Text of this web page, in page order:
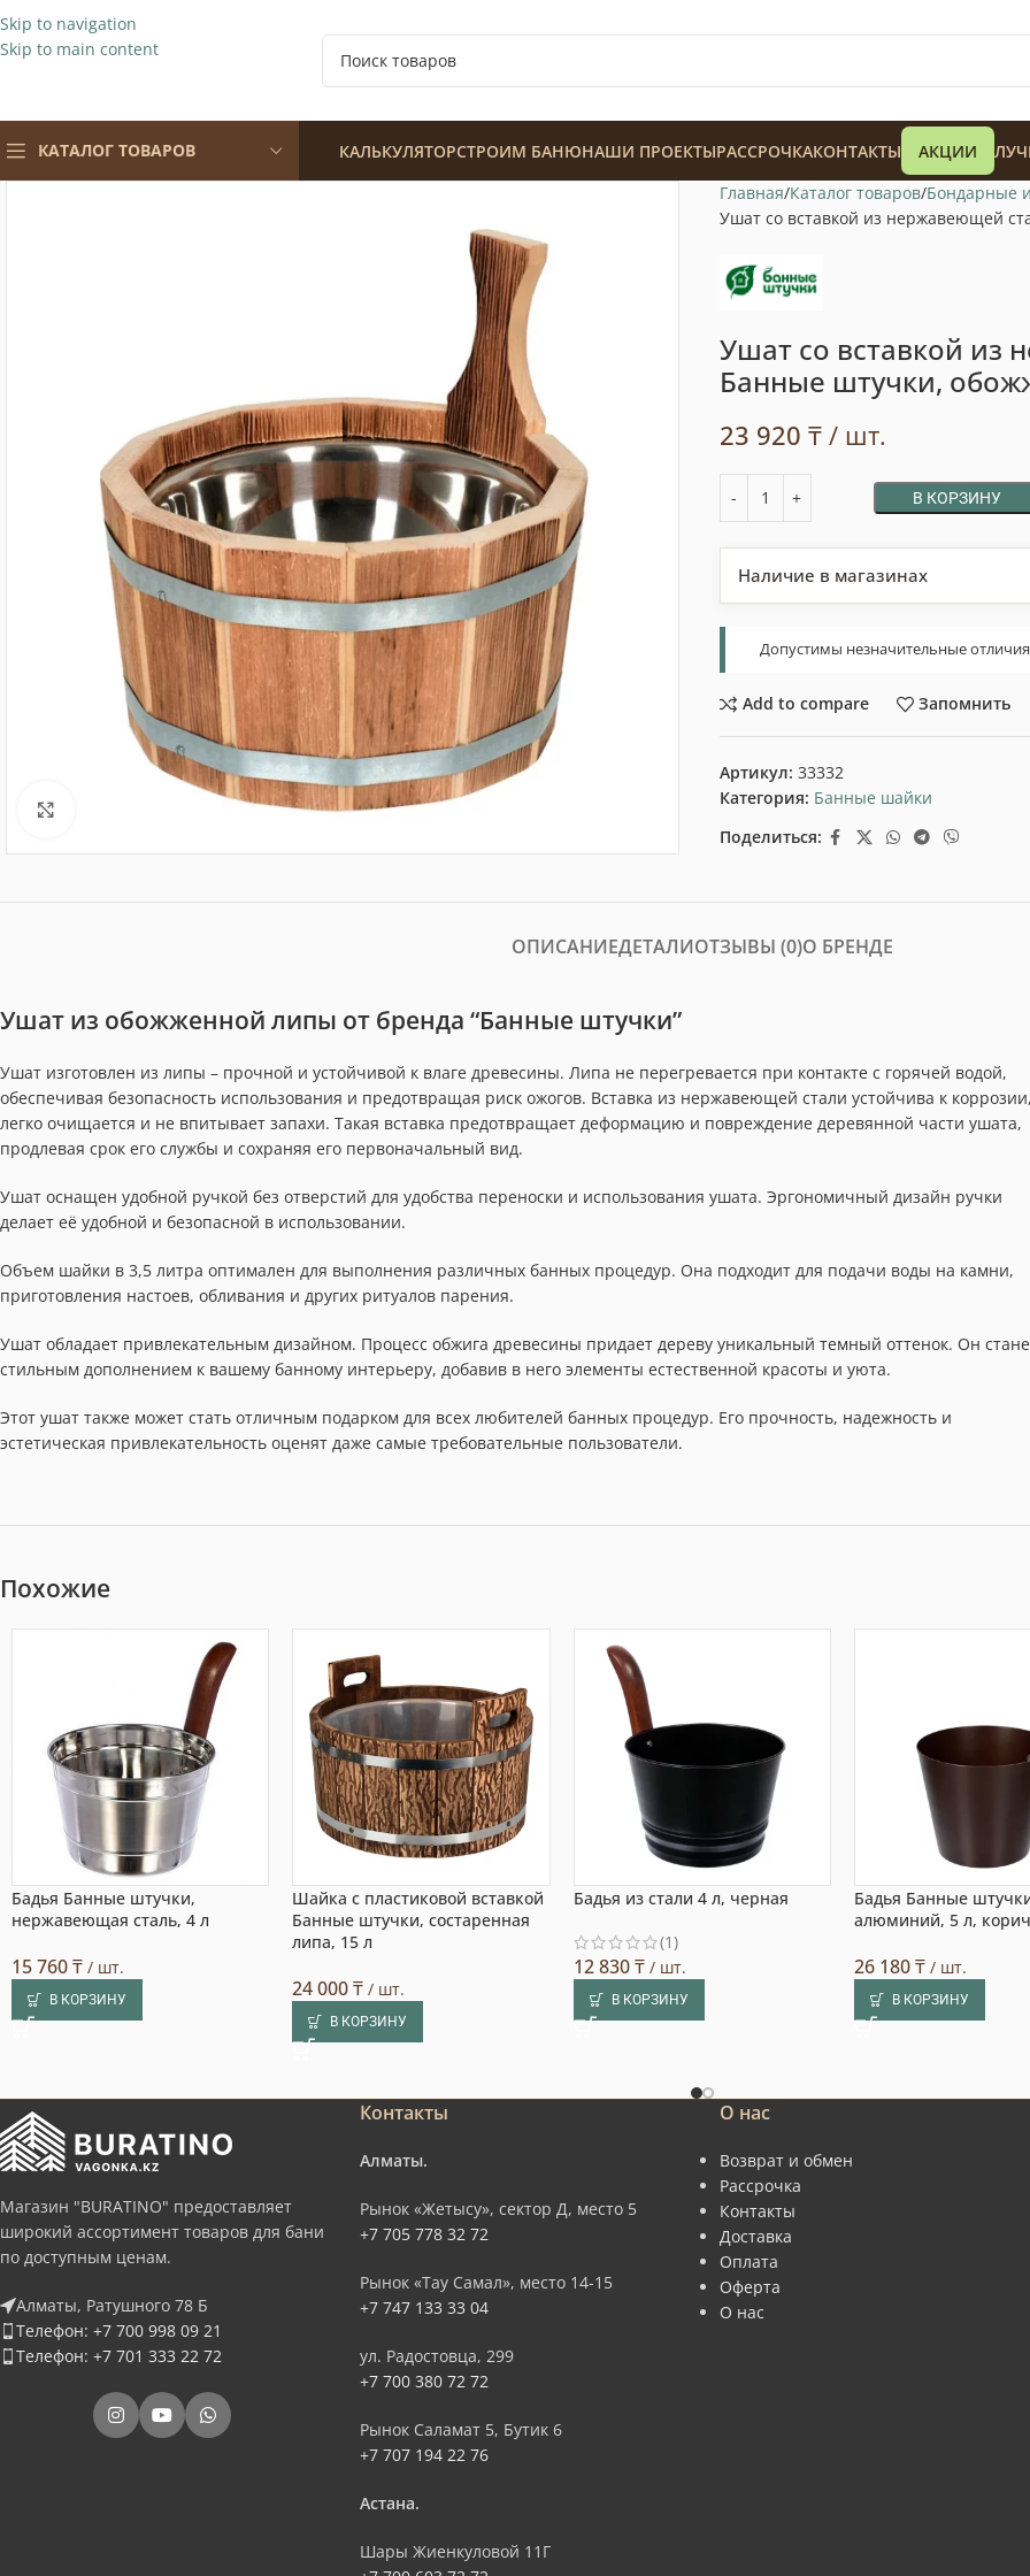
Skip to navigation
Skip to main content
КАТАЛОГ ТОВАРОВ
128 900 ₸
КАЛЬКУЛЯТОРСТРОИМ БАНЮНАШИ ПРОЕКТЫРАССРОЧКАКОНТАКТЫ АКЦИИ
Нажмите, чтобы увеличить
Главная Каталог товаров Бондарные
Ушат со вставкой из нержавеющей
Ушат со вставкой из
Банные штучки,
23 920 ₸/ шт.
В КОРЗИНУ
Наличие в магазинах
Допустимы незначительные
Add to compare Запомнить
Артикул: 33332
Категория: Банные шайки
Поделиться:
ОПИСАНИЕДЕТАЛИОТЗЫВЫ (0)О БРЕНДЕ
Ушат из обожженной липы от бренда “Банные штучки”
Ушат изготовлен из липы – прочной и устойчивой к влаге древесины. Липа не перегревается при контакте с горячей водой,
обеспечивая безопасность использования и предотвращая риск ожогов. Вставка из нержавеющей стали устойчива к
легко очищается и не впитывает запахи. Такая вставка предотвращает деформацию и повреждение деревянной части ушата,
продлевая срок его службы и сохраняя его первоначальный вид.
Ушат оснащен удобной ручкой без отверстий для удобства переноски и использования ушата. Эргономичный дизайн ручки
делает её удобной и безопасной в использовании.
Объем шайки в 3,5 литра оптимален для выполнения различных банных процедур. Она подходит для подачи воды на камни,
приготовления настоев, обливания и других ритуалов парения.
Ушат обладает привлекательным дизайном. Процесс обжига древесины придает дереву уникальный темный оттенок. Он
стильным дополнением к вашему банному интерьеру, добавив в него элементы естественной красоты и уюта.
Этот ушат также может стать отличным подарком для всех любителей банных процедур. Его прочность, надежность и
эстетическая привлекательность оценят даже самые требовательные пользователи.
Похожие
Бадья Банные штучки,
нержавеющая сталь, 4 л
15 760₸ / шт.
В КОРЗИНУ
Шайка с пластиковой вставкой
Банные штучки, состаренная
липа, 15 л
24 000₸ / шт.
В КОРЗИНУ
Бадья из стали 4 л, черная
(1)
12 830₸/ шт.
В КОРЗИНУ
Бадья Банные
алюминий, 5 л,
26 180₸ / шт.
В КОРЗИНУ
Магазин "BURATINO" предоставляет
широкий ассортимент товаров для бани
по доступным ценам.
Алматы, Ратушного 78 Б
Телефон: +7 700 998 09 21
Телефон: +7 701 333 22 72
Контакты
Алматы.
Рынок «Жетысу», сектор Д, место 5
+7 705 778 32 72
Рынок «Тау Самал», место 14-15
+7 747 133 33 04
ул. Радостовца, 299
+7 700 380 72 72
Рынок Саламат 5, Бутик 6
+7 707 194 22 76
Астана.
Шары Жиенкуловой 11Г
О нас
Возврат и обмен
Рассрочка
Контакты
Доставка
Оплата
Оферта
О нас